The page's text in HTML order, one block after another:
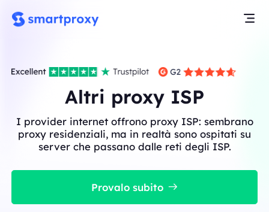
Altri proxy ISP
I provider internet offrono proxy ISP: sembrano
proxy residenziali, ma in realtà sono ospitati su
server che passano dalle reti degli ISP.
Provalo subito